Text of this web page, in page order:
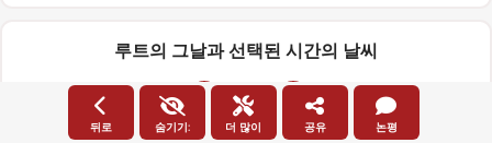
루트의 그날과 선택된 시간의 날씨
15:00
뒤로 숨기기: 더 많이 공유 논평